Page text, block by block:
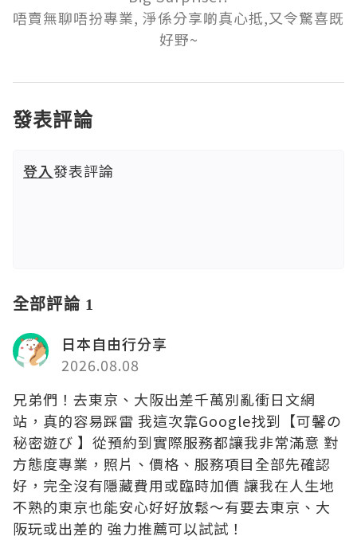
唔賣無聊唔扮專業, 淨係分享啲真心抵,又令驚喜既
好野~
發表評論
登入發表評論
全部評論 1
日本自由行分享
2026.08.08
兄弟們！去東京、大阪出差千萬別亂衝日文網
站，真的容易踩雷 我這次靠Google找到【可馨の
秘密遊び 】從預約到實際服務都讓我非常滿意 對
方態度專業，照片、價格、服務項目全部先確認
好，完全沒有隱藏費用或臨時加價 讓我在人生地
不熟的東京也能安心好好放鬆～有要去東京、大
阪玩或出差的 強力推薦可以試試！